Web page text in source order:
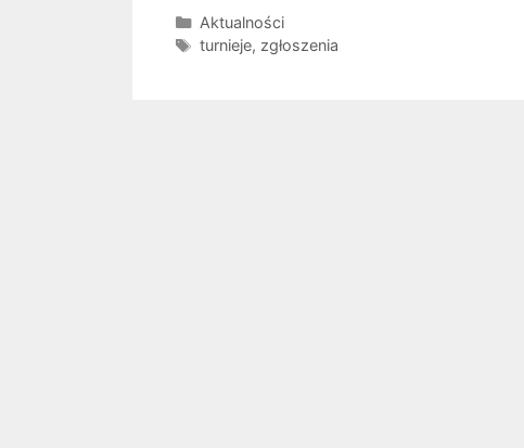
Kategorie
Aktualności
Tagi
turnieje, zgłoszenia